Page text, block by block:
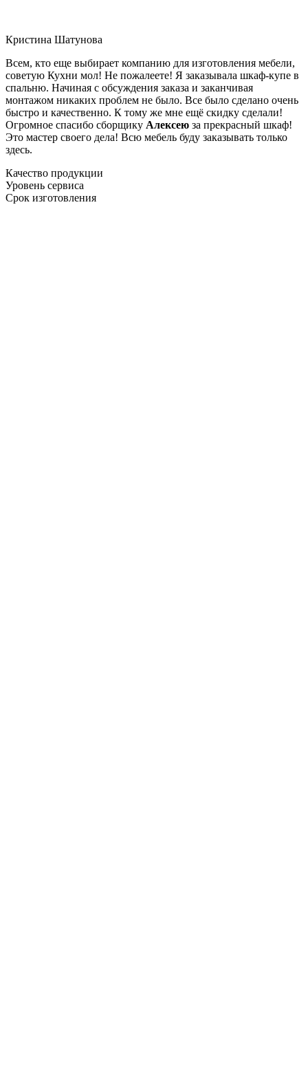
Кристина Шатунова
Всем, кто еще выбирает компанию для изготовления мебели,
советую Кухни мол! Не пожалеете! Я заказывала шкаф-купе в
спальню. Начиная с обсуждения заказа и заканчивая
монтажом никаких проблем не было. Все было сделано очень
быстро и качественно. К тому же мне ещё скидку сделали!
Огромное спасибо сборщику Алексею за прекрасный шкаф!
Это мастер своего дела! Всю мебель буду заказывать только
здесь.
Качество продукции
Уровень сервиса
Срок изготовления